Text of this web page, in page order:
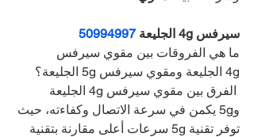
سيرفس 4g الجليعة
50994997
ما هي الفروقات بين مقوي سيرفس
4g الجليعة ومقوي سيرفس 5g الجليعة؟
الفرق بين مقوي سيرفس 4g الجليعة
و5g يكمن في سرعة الاتصال وكفاءته، حيث
توفر تقنية 5g سرعات أعلى مقارنة بتقنية